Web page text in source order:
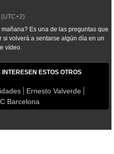
(UTC+2)
Es una de las preguntas que
volverá a sentarse algún día en un
vídeo.
ESTOS OTROS
Ernesto Valverde
Barcelona